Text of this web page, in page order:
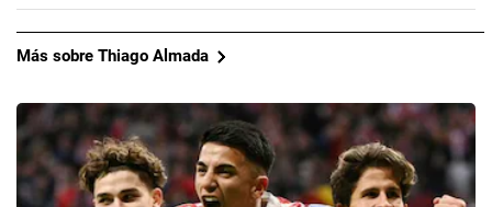
Más sobre Thiago Almada